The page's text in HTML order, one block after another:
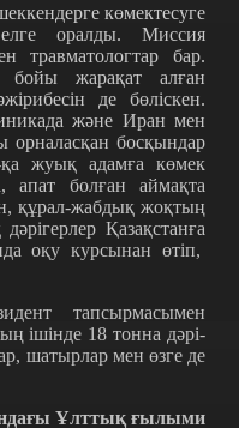
көмектесуге
елге оралды. Миссия
травматологтар бар.
бойы жарақат алған
де бөліскен.
және Иран мен
орналасқан босқындар
қа жуық адамға көмек
апат болған аймақта
құрал-жабдық жоқтың
Қазақстанға
оқу курсынан өтіп,
тапсырмасымен
ішінде 18 тонна дәрі-
шатырлар мен өзге де
Ұлттық ғылыми